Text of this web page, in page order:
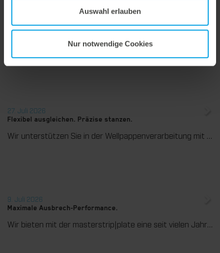
Auswahl erlauben
Nur notwendige Cookies
Maximale Prozesssicherheit, konsequent abfallfrei.
27. Juli 2026
Flexibel ausgleichen. Präzise stanzen.
Wir unterstützen Sie in der Wellpappenverarbeitung mit dem digitalen Zonenausgleich DZL|foil bei der Reduzierung von Rüstzeiten und dem zuverlässigen Ausgleich von Höhentoleranzen im Stanztiegel. Die individuell angepasste Folie sorgt für gleichmäßige Stanzergebnisse und stabile Produktionsprozesse – schnell, flexibel und ohne aufwendige mechanische Eingriffe.
9. Juli 2026
Maximale Ausbrech-Performance.
Wir bieten mit der masterstrip|plate eine seit vielen Jahren bewährte Lösung für maximale Prozesssicherheit beim Ausbrechen. Das speziell entwickelte Ausbrechoberteil ermöglicht einen stabilen, sauberen und effizienten Ausbrechprozess auch bei anspruchsvollen Anwendungen.